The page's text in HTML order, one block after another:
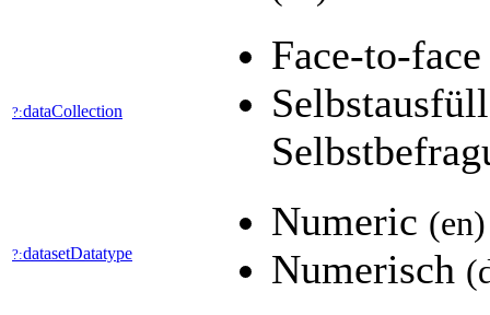
?:dataCollection
Face-to-
?:datasetDatatype
Numeric (en)
Numerisch